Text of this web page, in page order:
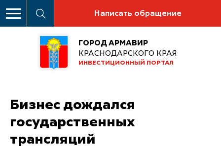
Написать обращение
ГОРОД АРМАВИР
КРАСНОДАРСКОГО КРАЯ
ИНВЕСТИЦИОННЫЙ ПОРТАЛ
Бизнес дождался
государственных
трансляций